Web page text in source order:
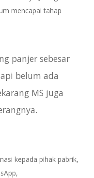
mencapai tahap
panjer sebesar
belum ada
MS juga
kepada pihak pabrik,